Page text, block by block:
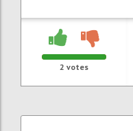
2 votes